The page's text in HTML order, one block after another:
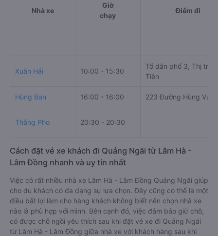
Nhà xe
Giờ
chạy
Điểm đi
Xuân Hải 10:00 - 15:30
Tổ dân phố 3, Thị trấn
Tiên
Hùng Ban 16:00 - 16:00 223 Đường Hùng
Thắng Pho 20:30 - 20:30
Cách đặt vé xe khách đi Quảng Ngãi từ Lâm Hà -
Lâm Đồng nhanh và uy tín nhất
Việc có rất nhiều nhà xe Lâm Hà - Lâm Đồng Quảng Ngãi giúp
cho du khách có đa dạng sự lựa chọn. Đây cũng có thể là một
điều bất lợi làm cho hàng khách không biết nên chọn nhà xe
nào là phù hợp với mình. Bên cạnh đó, việc đảm bảo giữ chỗ,
có được chỗ ngồi yêu thích sau khi đặt vé xe đi Quảng Ngãi
từ Lâm Hà - Lâm Đồng giữa nhà xe với khách hàng sau khi